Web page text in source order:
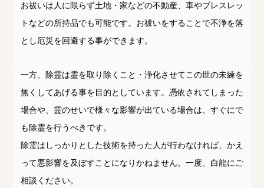
お祓いは人に限らず土地・家などの不動産、車やブレスレッ
トなどの所持品でも可能です。お祓いをすることで不浄を落
とし厄災を回避する事ができます。
一方、除霊は霊を取り除くこと・浄化させてこの世の未練を
無くしてあげる事を目的としています。憑依されてしまった
場合や、霊のせいで様々な影響が出ている場合は、すぐにで
も除霊を行うべきです。
除霊はしっかりとした技術を持った人が行わなければ、かえ
って悪影響を及ぼすことになりかねません。一度、白龍にご
相談ください。